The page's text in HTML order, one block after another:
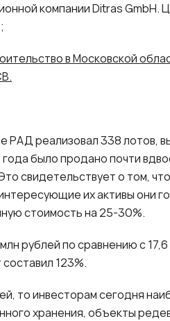
компании Ditras GmbH.
в Московской
РАД реализовал 338 лотов,
года было продано почти
свидетельствует о том,
их активы они
стоимость на 25-30%.
рублей по сравнению с
123%.
то инвесторам сегодня
хранения, объекты